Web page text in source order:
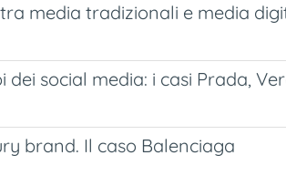
media tradizionali e media
social media: i casi Prada,
brand. Il caso Balenciaga